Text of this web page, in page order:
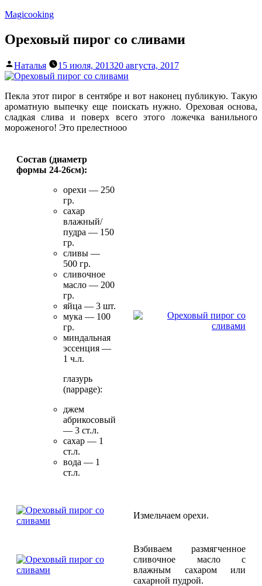
Перейти
содержимому
Magicooking
Ореховый пирог со сливами
Написано
автором
Наталья 15 июля, 201320 августа, 2017
Пекла этот пирог в сентябре и вот наконец публикую. Такую
ароматную выпечку еще поискать нужно. Ореховая основа,
сладкая слива и поверх всего этого ложечка ванильного
мороженого! Это прелестнооо
Состав (диаметр
формы 24-26см):
орехи — 250
гр.
сахар
влажный/
пудра — 150
гр.
сливы —
500 гр.
сливочное
масло — 200
гр.
яйца — 3 шт.
мука — 100
гр.
миндальная
эссенция —
1 ч.л.
глазурь
(nappage):
джем
абрикосовый
— 3 ст.л.
сахар — 1
ст.л.
вода — 1
ст.л.
Измельчаем орехи.
Взбиваем размягченное
сливочное масло с
влажным сахаром или
сахарной пудрой.